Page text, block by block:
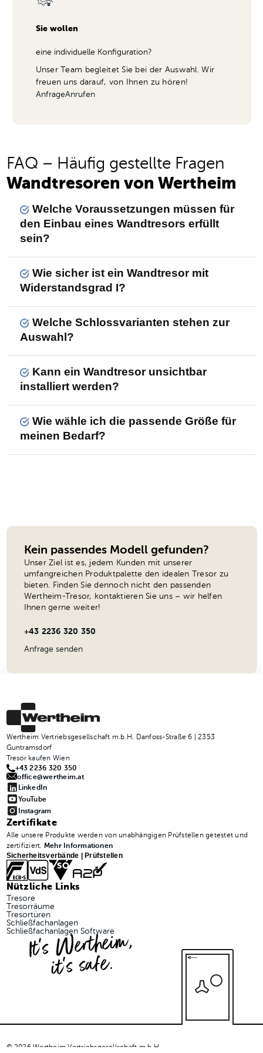
Kein passendes Modell gefunden?
Unser Ziel ist es, jedem Kunden mit unserer
umfangreichen Produktpalette den idealen Tresor zu
bieten. Finden Sie dennoch nicht den passenden
Wertheim-Tresor, kontaktieren Sie uns – wir helfen
Ihnen gerne weiter!
+43 2236 320 350
Anfrage senden
Sie wollen
eine individuelle Konfiguration?
Unser Team begleitet Sie bei der Auswahl. Wir
freuen uns darauf, von Ihnen zu hören!
AnfrageAnrufen
FAQ – Häufig gestellte Fragen
Wandtresoren von Wertheim
Welche Voraussetzungen müssen für
den Einbau eines Wandtresors erfüllt
sein?
Wie sicher ist ein Wandtresor mit
Widerstandsgrad I?
Welche Schlossvarianten stehen zur
Auswahl?
Kann ein Wandtresor unsichtbar
installiert werden?
Wie wähle ich die passende Größe für
meinen Bedarf?
Wertheim Vertriebsgesellschaft m.b.H. Danfoss-Straße 6 | 2353
Guntramsdorf
Tresor kaufen Wien
+43 2236 320 350
office@wertheim.at
LinkedIn
YouTube
Instagram
Zertifikate
Alle unsere Produkte werden von unabhängigen Prüfstellen getestet und
zertifiziert. Mehr Informationen
Sicherheitsverbände | Prüfstellen
Nützliche Links
Tresore
Tresorräume
Tresortüren
Schließfachanlagen
Schließfachanlagen Software
It's Wertheim,
it's safe.
© 2026 Wertheim Vertriebsgesellschaft m.b.H.